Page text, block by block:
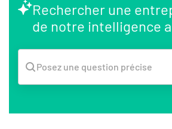
Rechercher une
de notre intelligence
Posez une question précise